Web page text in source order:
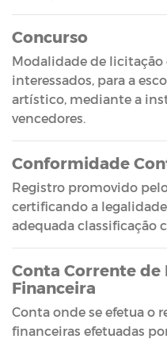
Concurso
Modalidade de licitação
interessados, para a
artístico, mediante a
vencedores.
Conformidade
Registro promovido
certificando a
adequada classificação
Conta Corrente
Financeira
Conta onde se efetua o
financeiras efetuadas